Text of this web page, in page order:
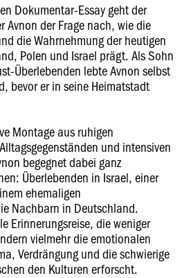
Dokumentar-Essay geht der
Avnon der Frage nach, wie die
die Wahrnehmung der heutigen
Polen und Israel prägt. Als Sohn
Überlebenden lebte Avnon selbst
bevor er in seine Heimatstadt
Montage aus ruhigen
und intensiven
begegnet dabei ganz
Überlebenden in Israel, einer
ehemaligen
Nachbarn in Deutschland.
Erinnerungsreise, die weniger
vielmehr die emotionalen
Verdrängung und die schwierige
den Kulturen erforscht.